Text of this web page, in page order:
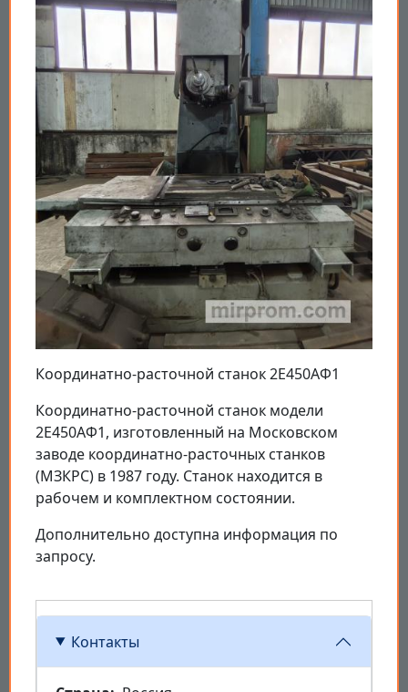
Координатно-расточной станок 2Е450АФ1
Координатно-расточной станок модели
2Е450АФ1, изготовленный на Московском
заводе координатно-расточных станков
(МЗКРС) в 1987 году. Станок находится в
рабочем и комплектном состоянии.
Дополнительно доступна информация по
запросу.
Контакты